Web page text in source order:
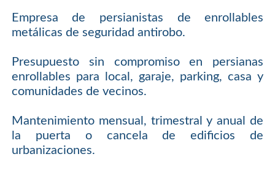
Empresa de persianistas de enrollables
metálicas de seguridad antirobo.
Presupuesto sin compromiso en persianas
enrollables para local, garaje, parking, casa y
comunidades de vecinos.
Mantenimiento mensual, trimestral y anual de
la puerta o cancela de edificios de
urbanizaciones.